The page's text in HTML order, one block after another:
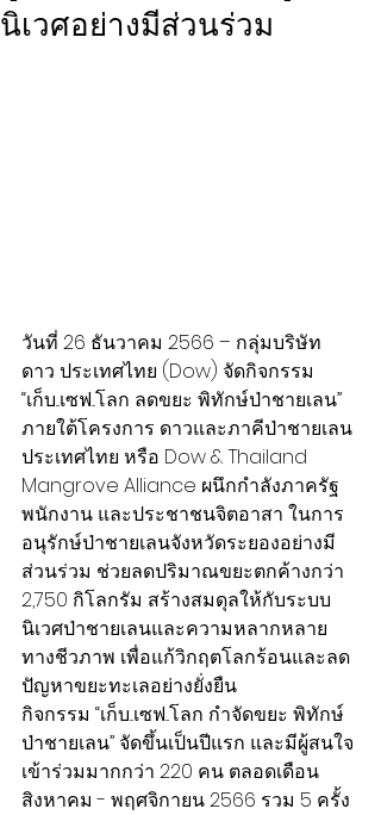
นิเวศอย่างมีส่วนร่วม
วันที่ 26 ธันวาคม 2566 – กลุ่มบริษัท
ดาว ประเทศไทย (Dow) จัดกิจกรรม
“เก็บ...เซฟ...โลก ลดขยะ พิทักษ์ป่าชายเลน”
ภายใต้โครงการ ดาวและภาคีป่าชายเลน
ประเทศไทย หรือ Dow & Thailand
Mangrove Alliance ผนึกกำลังภาครัฐ
พนักงาน และประชาชนจิตอาสา ในการ
อนุรักษ์ป่าชายเลนจังหวัดระยองอย่างมี
ส่วนร่วม ช่วยลดปริมาณขยะตกค้างกว่า
2,750 กิโลกรัม สร้างสมดุลให้กับระบบ
นิเวศป่าชายเลนและความหลากหลาย
ทางชีวภาพ เพื่อแก้วิกฤตโลกร้อนและลด
ปัญหาขยะทะเลอย่างยั่งยืน
กิจกรรม “เก็บ...เซฟ...โลก กำจัดขยะ พิทักษ์
ป่าชายเลน” จัดขึ้นเป็นปีแรก และมีผู้สนใจ
เข้าร่วมมากกว่า 220 คน ตลอดเดือน
สิงหาคม - พฤศจิกายน 2566 รวม 5 ครั้ง